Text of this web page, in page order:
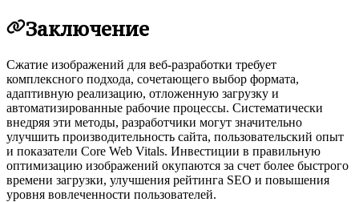
Заключение
Сжатие изображений для веб-разработки требует
комплексного подхода, сочетающего выбор формата,
адаптивную реализацию, отложенную загрузку и
автоматизированные рабочие процессы. Систематически
внедряя эти методы, разработчики могут значительно
улучшить производительность сайта, пользовательский опыт
и показатели Core Web Vitals. Инвестиции в правильную
оптимизацию изображений окупаются за счет более быстрого
времени загрузки, улучшения рейтинга SEO и повышения
уровня вовлеченности пользователей.